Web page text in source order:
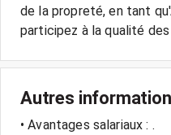
de la propreté, en tant
Autres
• Avantages salariaux : .